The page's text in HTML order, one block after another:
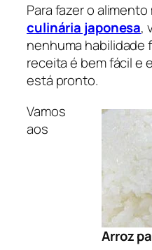
Para fazer o
culinária japonesa,
nenhuma habilidade
receita é bem fácil e
está pronto.
Arroz
Vamos
aos